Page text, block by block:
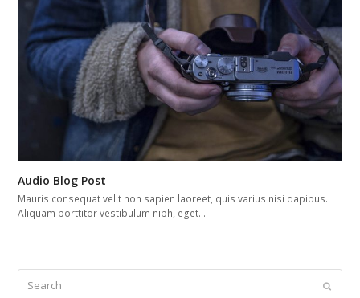
Audio Blog Post
Mauris consequat velit non sapien laoreet, quis varius nisi dapibus.
Aliquam porttitor vestibulum nibh, eget…
Submit